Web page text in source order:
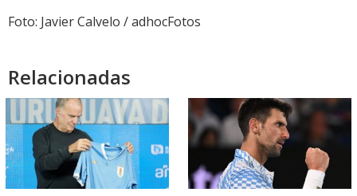
Foto: Javier Calvelo / adhocFotos
Relacionadas